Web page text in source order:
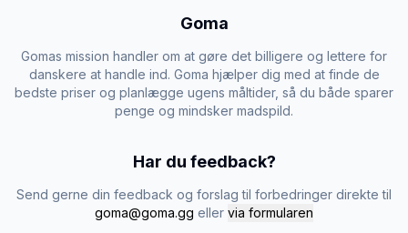
Goma
Gomas mission handler om at gøre det billigere og lettere for
danskere at handle ind. Goma hjælper dig med at finde de
bedste priser og planlægge ugens måltider, så du både sparer
penge og mindsker madspild.
Har du feedback?
Send gerne din feedback og forslag til forbedringer direkte til
goma@goma.gg eller via formularen